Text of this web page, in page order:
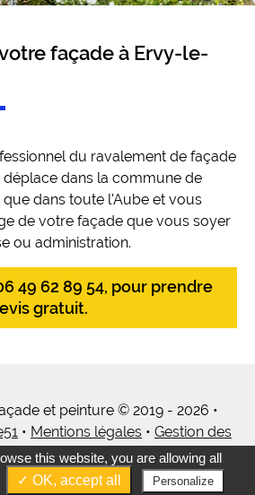
façade à Ervy-le-
du ravalement de façade
déplace dans la commune de
dans toute l'Aube et vous
de votre façade que vous soyer
ou administration.
49 62 89 54, pour prendre
gratuit.
et peinture © 2019 - 2026 •
• Mentions légales • Gestion des
•Tous mes services
this website, you are allowing all
✓ OK, accept all Personalize